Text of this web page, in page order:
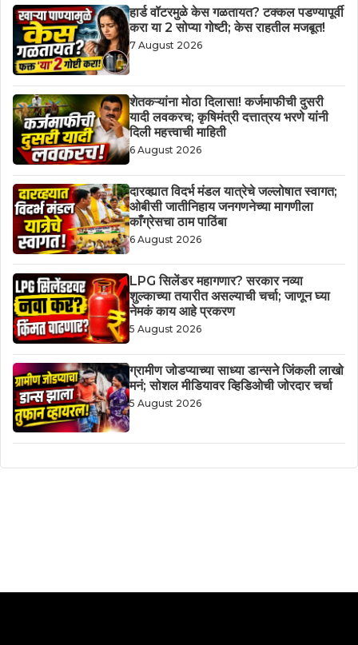
हार्ड वॉटरमुळे केस गळतायत? टक्कल पडण्यापूर्वी
करा या 2 सोप्या गोष्टी; केस राहतील मजबूत!
7 August 2026
शेतकऱ्यांना मोठा दिलासा! कर्जमाफीची दुसरी
यादी लवकरच; कृषिमंत्री दत्तात्रय भरणे यांनी
दिली महत्त्वाची माहिती
6 August 2026
दारव्ह्यात विदर्भ मंडल यात्रेचे जल्लोषात स्वागत;
ओबीसी जातीनिहाय जनगणनेच्या मागणीला
काँग्रेसचा ठाम पाठिंबा
6 August 2026
LPG सिलेंडर महागणार? सरकार नव्या
शुल्काच्या तयारीत असल्याची चर्चा; जाणून घ्या
नेमकं काय आहे प्रकरण
5 August 2026
ग्रामीण जोडप्याच्या साध्या डान्सने जिंकली लाखो
मनं; सोशल मीडियावर व्हिडिओची जोरदार चर्चा
5 August 2026